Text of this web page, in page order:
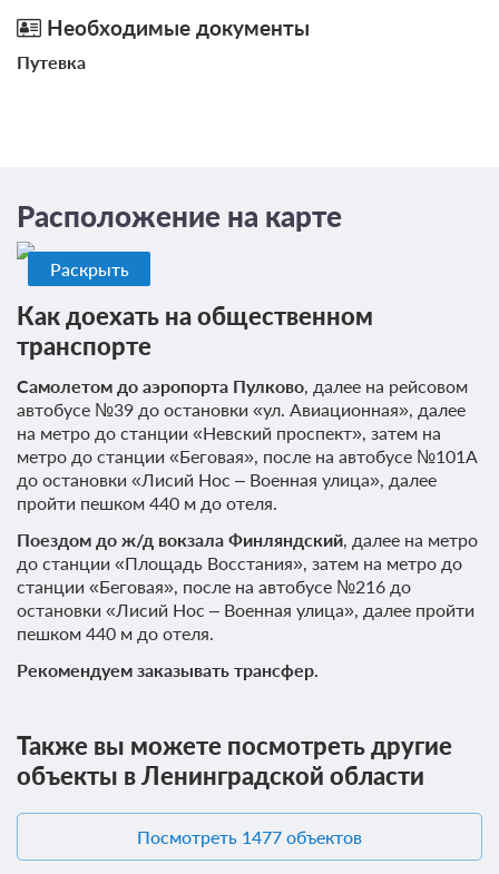
Необходимые документы
Путевка
Расположение на карте
Раскрыть
Как доехать на общественном
транспорте
Самолетом до аэропорта Пулково, далее на рейсовом
автобусе №39 до остановки «ул. Авиационная», далее
на метро до станции «Невский проспект», затем на
метро до станции «Беговая», после на автобусе №101А
до остановки «Лисий Нос – Военная улица», далее
пройти пешком 440 м до отеля.
Поездом до ж/д вокзала Финляндский, далее на метро
до станции «Площадь Восстания», затем на метро до
станции «Беговая», после на автобусе №216 до
остановки «Лисий Нос – Военная улица», далее пройти
пешком 440 м до отеля.
Рекомендуем заказывать трансфер.
Также вы можете посмотреть другие
объекты в Ленинградской области
Посмотреть 1477 объектов